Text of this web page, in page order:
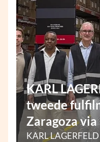
KARL
tweede
Zaragoza
KARL